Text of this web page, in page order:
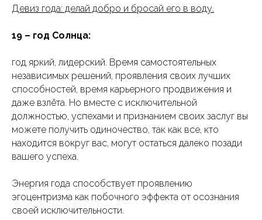
Девиз года: делай добро и бросай его в воду.
19 – год Солнца:
год яркий, лидерский. Время самостоятельных
независимых решений, проявления своих лучших
способностей, время карьерного продвижения и
даже взлёта. Но вместе с исключительной
должностью, успехами и признанием своих заслуг вы
можете получить одиночество, так как все, кто
находится вокруг вас, могут остаться далеко позади
вашего успеха.
Энергия года способствует проявлению
эгоцентризма как побочного эффекта от осознания
своей исключительности.